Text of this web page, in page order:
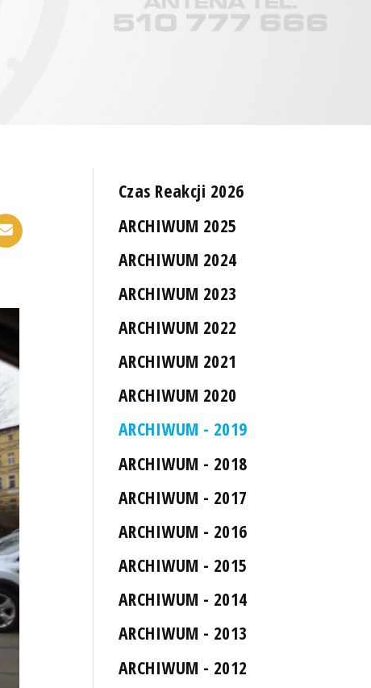
Czas Reakcji 2026
ARCHIWUM 2025
ARCHIWUM 2024
ARCHIWUM 2023
ARCHIWUM 2022
ARCHIWUM 2021
ARCHIWUM 2020
ARCHIWUM - 2019
ARCHIWUM - 2018
ARCHIWUM - 2017
ARCHIWUM - 2016
ARCHIWUM - 2015
ARCHIWUM - 2014
ARCHIWUM - 2013
ARCHIWUM - 2012